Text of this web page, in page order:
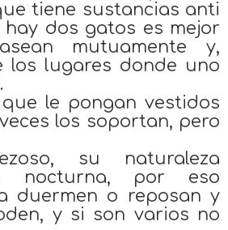
tiene sustancias anti
hay dos gatos es mejor
mutuamente y,
los lugares donde uno
le pongan vestidos
los soportan, pero
su naturaleza
nocturna, por eso
duermen o reposan y
y si son varios no